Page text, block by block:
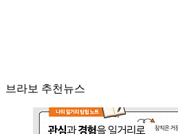
브라보 추천뉴스